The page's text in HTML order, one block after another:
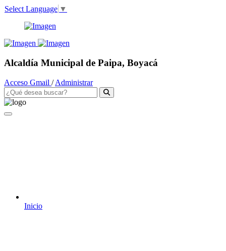
Select Language ▼
Alcaldía Municipal de Paipa, Boyacá
Acceso Gmail /Administrar
Inicio